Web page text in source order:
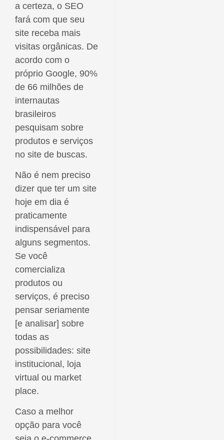
a certeza, o SEO
fará com que seu
site receba mais
visitas orgânicas. De
acordo com o
próprio Google, 90%
de 66 milhões de
internautas
brasileiros
pesquisam sobre
produtos e serviços
no site de buscas.
Não é nem preciso
dizer que ter um site
hoje em dia é
praticamente
indispensável para
alguns segmentos.
Se você
comercializa
produtos ou
serviços, é preciso
pensar seriamente
[e analisar] sobre
todas as
possibilidades: site
institucional, loja
virtual ou market
place.
Caso a melhor
opção para você